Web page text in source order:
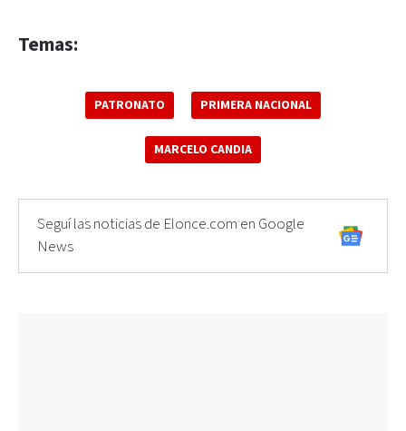
Temas:
PATRONATO PRIMERA NACIONAL
MARCELO CANDIA
Seguí las noticias de Elonce.com en Google
News